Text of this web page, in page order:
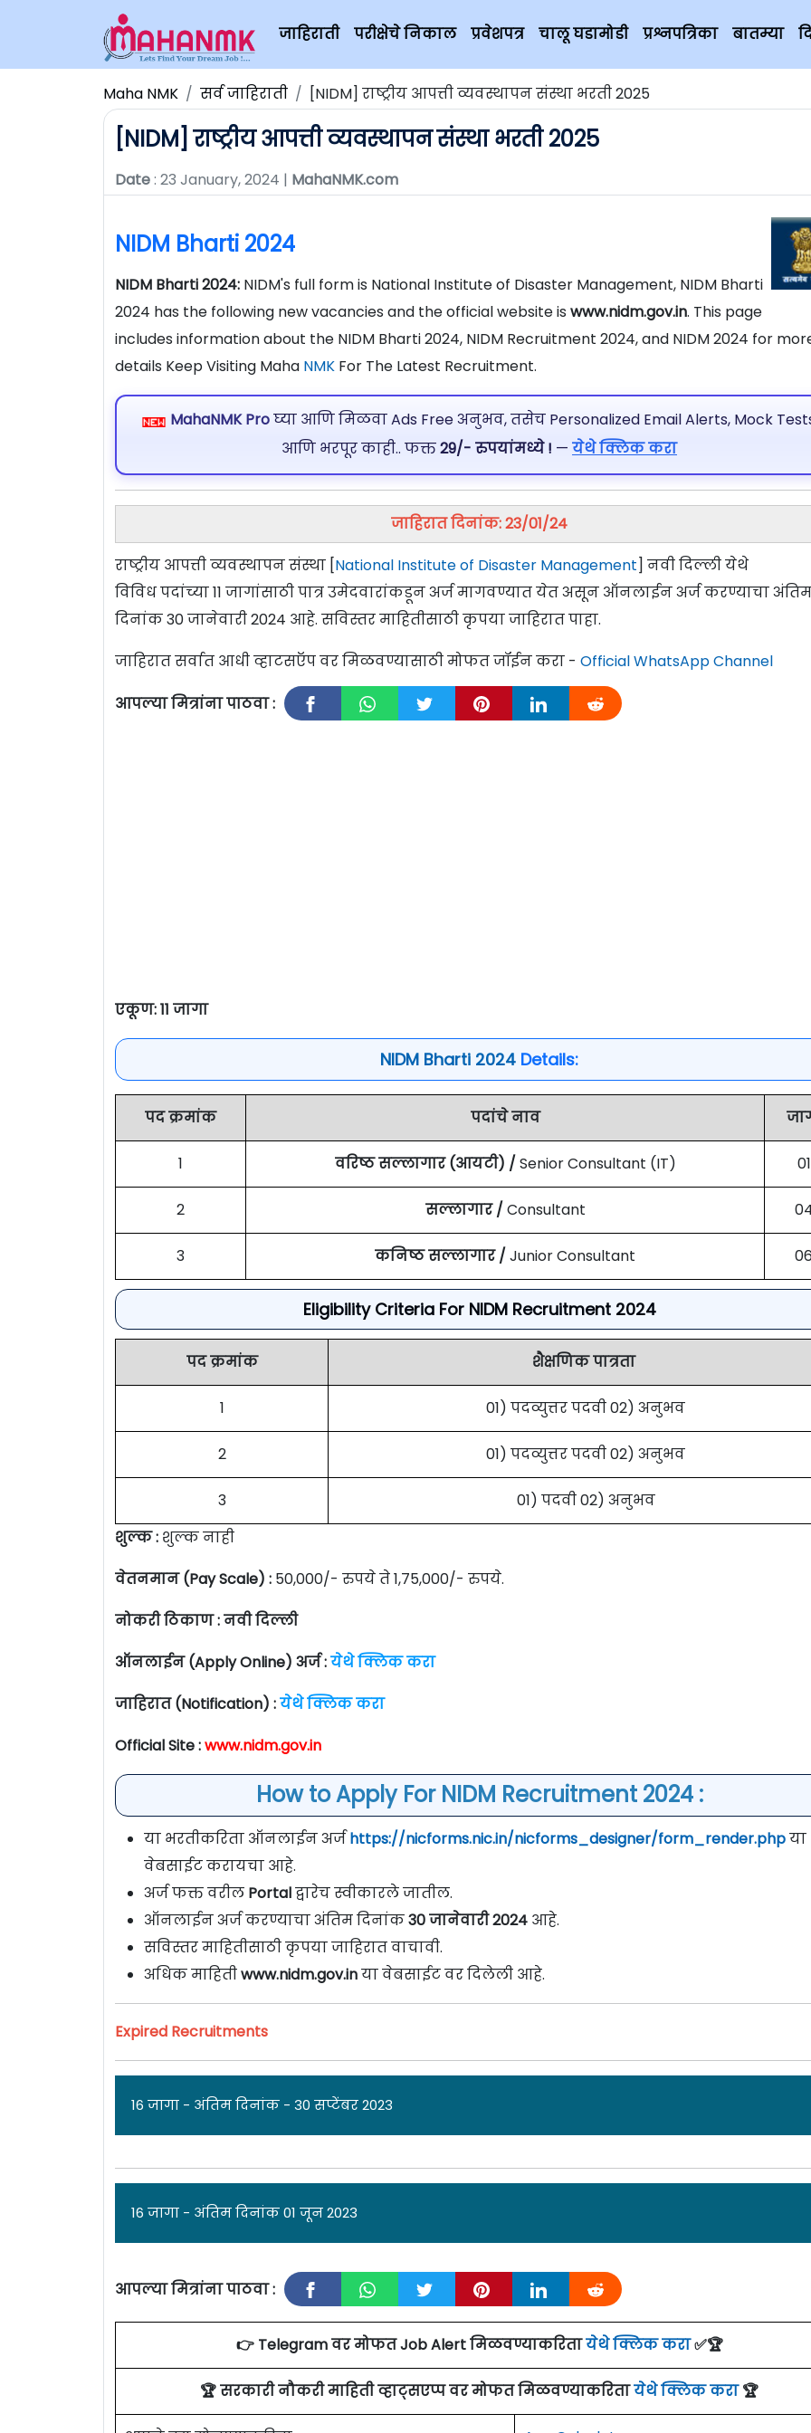
जाहिराती परीक्षेचे निकाल प्रवेशपत्र चालू घडामोडी प्रश्नपत्रिका बातम्या
Maha NMK सर्व जाहिराती [NIDM] राष्ट्रीय आपत्ती व्यवस्थापन संस्था भरती 2025
[NIDM] राष्ट्रीय आपत्ती व्यवस्थापन संस्था भरती 2025
Date: 23 January, 2024 | MahaNMK.com
NIDM Bharti 2024
NIDM Bharti 2024: NIDM's full form is National Institute of Disaster Management, NIDM Bharti
2024 has the following new vacancies and the official website is www.nidm.gov.in. This page
includes information about the NIDM Bharti 2024, NIDM Recruitment 2024, and NIDM 2024 for
details Keep Visiting Maha NMK For The Latest Recruitment.
MahaNMK Proघ्या आणि मिळवा Ads Free अनुभव, तसेच Personalized Email Alerts, Mock
आणि भरपूर काही.. फक्त29/- रुपयांमध्ये ! — येथे क्लिक करा
जाहिरात दिनांक: 23/01/24
राष्ट्रीय आपत्ती व्यवस्थापन संस्था [National Institute of Disaster Management] नवी दिल्ली येथे
विविध पदांच्या 11 जागांसाठी पात्र उमेदवारांकडून अर्ज मागवण्यात येत असून ऑनलाईन अर्ज करण्याचा अंतिम
दिनांक 30 जानेवारी 2024 आहे. सविस्तर माहितीसाठी कृपया जाहिरात पाहा.
जाहिरात सर्वात आधी व्हाटसऍप वर मिळवण्यासाठी मोफत जॉईन करा - Official WhatsApp Channel
आपल्या मित्रांना पाठवा :
एकूण: 11 जागा
NIDM Bharti 2024 Details:
पद क्रमांक पदांचे नाव
1 वरिष्ठ सल्लागार (आयटी) / Senior Consultant (IT) 01
2 सल्लागार / Consultant
3 कनिष्ठ सल्लागार / Junior Consultant
Eligibility Criteria For NIDM Recruitment 2024
पद क्रमांक शैक्षणिक पात्रता
1 01) पदव्युत्तर पदवी 02) अनुभव
2 01) पदव्युत्तर पदवी 02) अनुभव
3
01) पदवी 02) अनुभव
शुल्क : शुल्क नाही
वेतनमान (Pay Scale) : 50,000/- रुपये ते 1,75,000/- रुपये.
नोकरी ठिकाण : नवी दिल्ली
ऑनलाईन (Apply Online) अर्ज :येथे क्लिक करा
जाहिरात (Notification) :येथे क्लिक करा
Official Site :www.nidm.gov.in
How to Apply For NIDM Recruitment 2024 :
या भरतीकरिता ऑनलाईन अर्जhttps://nicforms.nic.in/nicforms_designer/form_render.phpया
वेबसाईट करायचा आहे.
अर्ज फक्त वरील Portalद्वारेच स्वीकारले जातील.
ऑनलाईन अर्ज करण्याचा अंतिम दिनांक30 जानेवारी 2024 आहे.
सविस्तर माहितीसाठी कृपया जाहिरात वाचावी.
अधिक माहितीwww.nidm.gov.inया वेबसाईट वर दिलेली आहे.
Expired Recruitments
16 जागा - अंतिम दिनांक - 30 सप्टेंबर 2023
विविध पदांच्या 16 जागांसाठी पात्र उमेदवारांकडून अर्ज मागवण्यात येत असून ऑनलाईन ई-मेलद्वारे अर्ज
करण्याचा अंतिम किंवा अर्ज पोहचण्याची अंतिम दिनांक 30 सप्टेंबर 2023 आहे. सविस्तर माहितीसाठी कृपया
Details:
16 जागा - अंतिम दिनांक 01 जून 2023
जाहिरात दिनांक: 26/04/23
विविध पदांच्या 16 जागांसाठी पात्र उमेदवारांकडून अर्ज मागवण्यात येत असून ऑनलाईन ई-मेलद्वारे अर्ज
करण्याचा अंतिम किंवा अर्ज पोहचण्याची अंतिम दिनांक01 जून 202301 जुलै 2023 आहे. सविस्तर माहितीसाठी
आपल्या मित्रांना पाठवा :
👉 Telegram वर मोफत Job Alert मिळवण्याकरितायेथे क्लिक करा✅🏆
🏆 सरकारी नौकरी माहिती व्हाट्सएप्प वर मोफत मिळवण्याकरितायेथे क्लिक करा🏆